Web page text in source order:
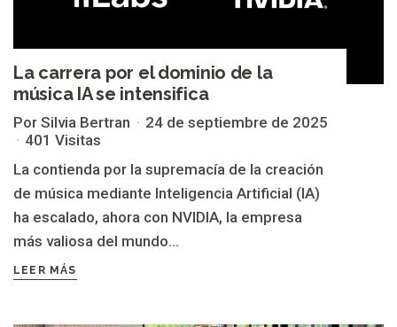
La carrera por el dominio de la
música IA se intensifica
Por Silvia Bertran
24 de septiembre de 2025
401 Visitas
La contienda por la supremacía de la creación
de música mediante Inteligencia Artificial (IA)
ha escalado, ahora con NVIDIA, la empresa
más valiosa del mundo...
LEER MÁS